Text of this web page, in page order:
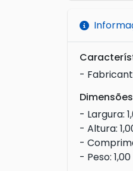
-
- Largura:
- Altura:
-
- Peso: